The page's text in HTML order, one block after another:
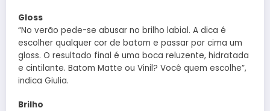
Gloss
“No verão pede-se abusar no brilho labial. A dica é
escolher qualquer cor de batom e passar por cima um
gloss. O resultado final é uma boca reluzente, hidratada
e cintilante. Batom Matte ou Vinil? Você quem escolhe”,
indica Giulia.
Brilho